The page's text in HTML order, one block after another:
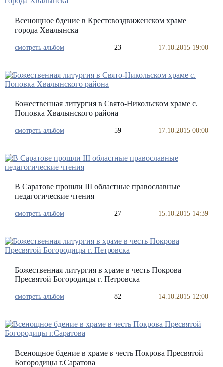
Всенощное бдение в Крестовоздвиженском храме
города Хвалынска
смотреть альбом 23 17.10.2015 19:00
Божественная литургия в Свято-Никольском храме с.
Поповка Хвалынского района
смотреть альбом 59 17.10.2015 00:00
В Саратове прошли III областные православные
педагогические чтения
смотреть альбом 27 15.10.2015 14:39
Божественная литургия в храме в честь Покрова
Пресвятой Богородицы г. Петровска
смотреть альбом 82 14.10.2015 12:00
Всенощное бдение в храме в честь Покрова Пресвятой
Богородицы г.Саратова